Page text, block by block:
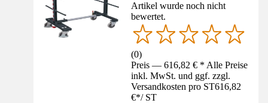
Artikel wurde noch nicht
bewertet.
(0)
Preis — 616,82 € * Alle Preise
inkl. MwSt. und ggf. zzgl.
Versandkosten pro ST616,82
€*/ ST